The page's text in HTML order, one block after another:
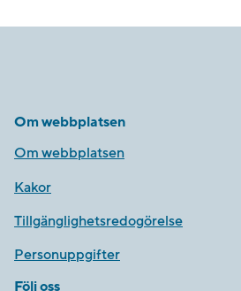
Om webbplatsen
Om webbplatsen
Kakor
Tillgänglighetsredogörelse
Personuppgifter
Följ oss